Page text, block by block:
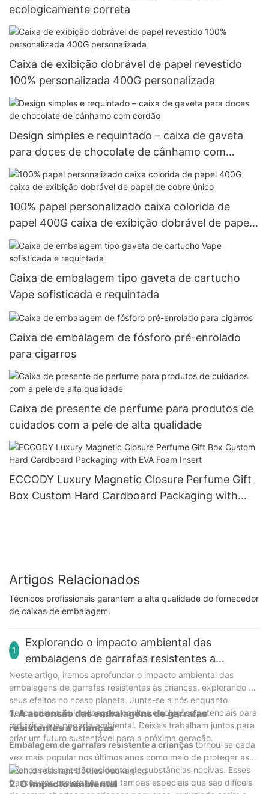
ecologicamente correta
Caixa de exibição dobrável de papel revestido
100% personalizada 400G personalizada
Design simples e requintado – caixa de gaveta
para doces de chocolate de cânhamo com
cordão
100% papel personalizado caixa colorida de
papel 400G caixa de exibição dobrável de papel
de cobre único
Caixa de embalagem tipo gaveta de cartucho
Vape sofisticada e requintada
Caixa de embalagem de fósforo pré-enrolado
para cigarros
Caixa de presente de perfume para produtos de
cuidados com a pele de alta qualidade
ECCODY Luxury Magnetic Closure Perfume Gift
Box Custom Hard Cardboard Packaging with
Artigos Relacionados
Técnicos profissionais garantem a alta qualidade do fornecedor
de caixas de embalagem.
1
Explorando o impacto ambiental das
embalagens de garrafas resistentes a
crianças
Neste artigo, iremos aprofundar o impacto ambiental das
embalagens de garrafas resistentes às crianças, explorando os
seus efeitos no nosso planeta. Junte-se a nós enquanto
descobrimos as implicações ocultas e soluções potenciais para
reduzir a sua pegada ambiental. Deixe’s trabalham juntos para
criar um futuro sustentável para a próxima geração.
1. A ascensão das embalagens de garrafas
resistentes a crianças
Embalagem de garrafas resistente a criançastornou-se cada
vez mais popular nos últimos anos como meio de proteger as
crianças da ingestão acidental de substâncias nocivas. Esses
frascos são projetados com tampas especiais que são difíceis
2. O impacto ambiental